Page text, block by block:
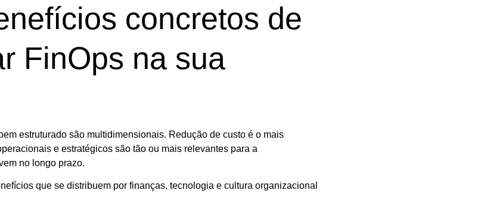
concretos de
FinOps na sua
estruturado são multidimensionais. Redução de custo é o mais
e estratégicos são tão ou mais relevantes para a
no longo prazo.
que se distribuem por finanças, tecnologia e cultura organizacional